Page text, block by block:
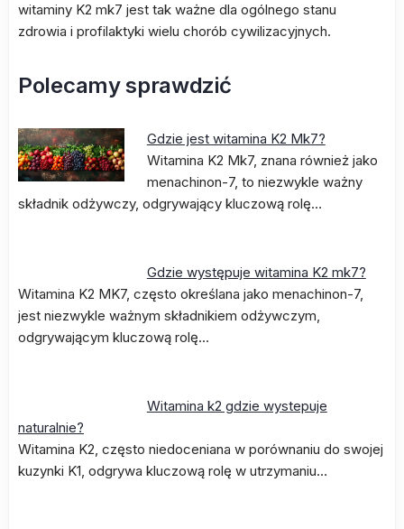
witaminy K2 mk7 jest tak ważne dla ogólnego stanu
zdrowia i profilaktyki wielu chorób cywilizacyjnych.
Polecamy sprawdzić
Gdzie jest witamina K2 Mk7?
Witamina K2 Mk7, znana również jako
menachinon-7, to niezwykle ważny
składnik odżywczy, odgrywający kluczową rolę…
Gdzie występuje witamina K2 mk7?
Witamina K2 MK7, często określana jako menachinon-7,
jest niezwykle ważnym składnikiem odżywczym,
odgrywającym kluczową rolę…
Witamina k2 gdzie wystepuje
naturalnie?
Witamina K2, często niedoceniana w porównaniu do swojej
kuzynki K1, odgrywa kluczową rolę w utrzymaniu…